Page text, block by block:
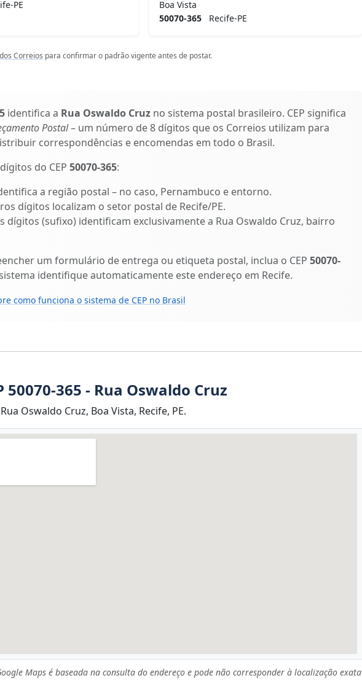
PE
Boa Vista
50070-365 Recife-PE
Correios para confirmar o padrão vigente antes de postar.
identifica a Rua Oswaldo Cruz no sistema postal brasileiro. CEP significa
Postal– um número de 8 dígitos que os Correios utilizam para
correspondências e encomendas em todo o Brasil.
do CEP 50070-365:
a região postal – no caso, Pernambuco e entorno.
dígitos localizam o setor postal de Recife/PE.
dígitos (sufixo) identificam exclusivamente a Rua Oswaldo Cruz, bairro
um formulário de entrega ou etiqueta postal, inclua o CEP 50070-
identifique automaticamente este endereço em Recife.
como funciona o sistema de CEP no Brasil
50070-365 - Rua Oswaldo Cruz
Oswaldo Cruz, Boa Vista, Recife, PE.
Maps é baseada na consulta do endereço e pode não corresponder à localização exata